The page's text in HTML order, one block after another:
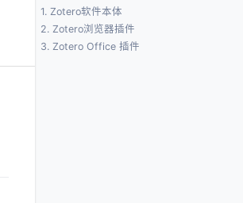
1. Zotero软件本体
2. Zotero浏览器插件
3. Zotero Office 插件